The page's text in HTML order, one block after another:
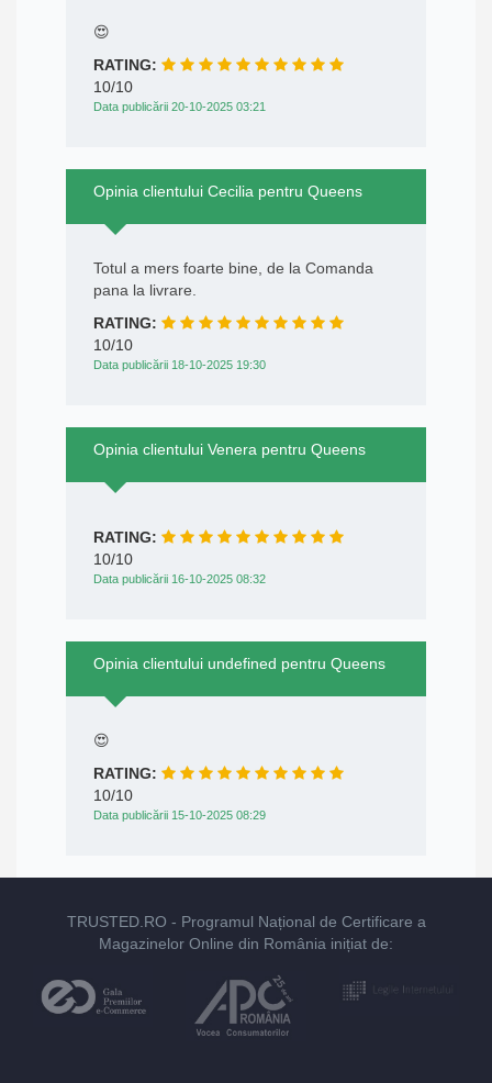
😍
RATING:
10/10
Data publicării 20-10-2025 03:21
Opinia clientului Cecilia pentru Queens
Totul a mers foarte bine, de la Comanda
pana la livrare.
RATING:
10/10
Data publicării 18-10-2025 19:30
Opinia clientului Venera pentru Queens
RATING:
10/10
Data publicării 16-10-2025 08:32
Opinia clientului undefined pentru Queens
😍
RATING:
10/10
Data publicării 15-10-2025 08:29
TRUSTED.RO - Programul Național de Certificare a
Magazinelor Online din România inițiat de: